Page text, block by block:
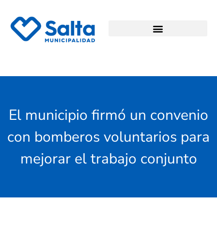
El municipio firmó un convenio
con bomberos voluntarios para
mejorar el trabajo conjunto